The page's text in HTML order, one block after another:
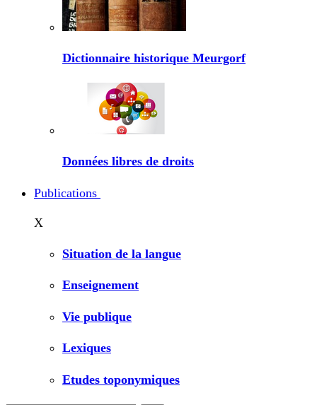
Dictionnaire historique Meurgorf
Données libres de droits
Publications
X
Situation de la langue
Enseignement
Vie publique
Lexiques
Etudes toponymiques